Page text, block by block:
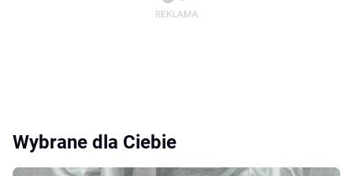
Wybrane dla Ciebie